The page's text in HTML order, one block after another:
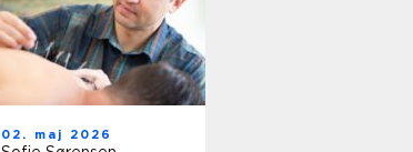
02. maj 2026